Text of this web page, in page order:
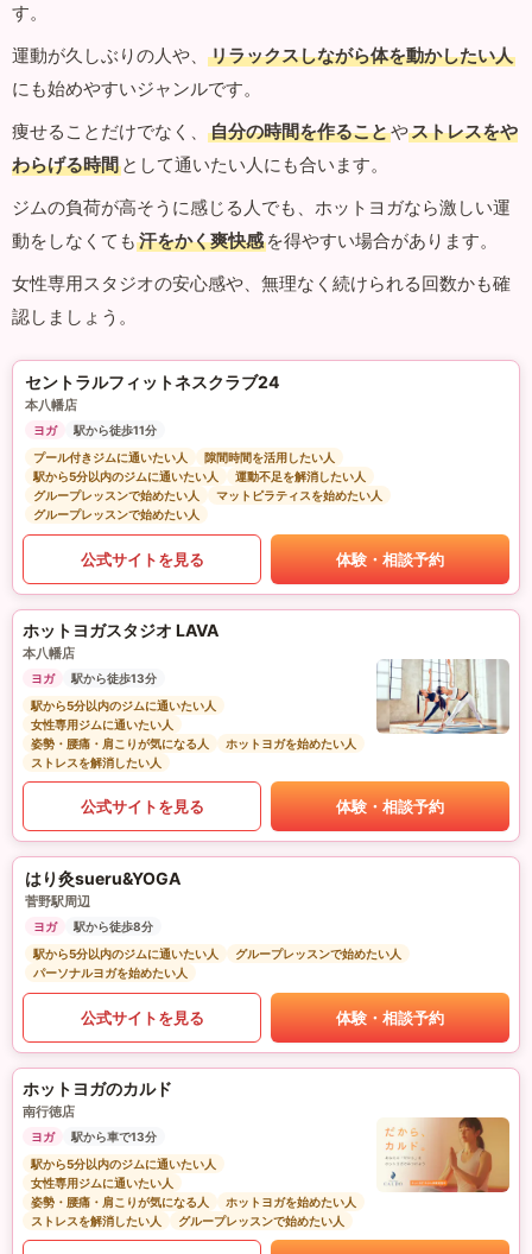
す。
運動が久しぶりの人や、
リラックスしながら体を動かしたい人
にも始めやすいジャンルです。
痩せることだけでなく、
自分の時間を作ることやストレスをや
わらげる時間 として通いたい人にも合います。
ジムの負荷が高そうに感じる人でも、ホットヨガなら激しい運
動をしなくても 汗をかく爽快感 を得やすい場合があります。
女性専用スタジオの安心感や、無理なく続けられる回数かも確
認しましょう。
セントラルフィットネスクラブ24
本八幡店
ヨガ
駅から徒歩11分
プール付きジムに通いたい人
隙間時間を活用したい人
駅から5分以内のジムに通いたい人
運動不足を解消したい人
グループレッスンで始めたい人
マットピラティスを始めたい人
グループレッスンで始めたい人
公式サイトを見る 体験・相談予約
ホットヨガスタジオ LAVA
本八幡店
ヨガ
駅から徒歩13分
駅から5分以内のジムに通いたい人
女性専用ジムに通いたい人
姿勢・腰痛・肩こりが気になる人
ホットヨガを始めたい人
ストレスを解消したい人
公式サイトを見る 体験・相談予約
はり灸sueru&YOGA
菅野駅周辺
ヨガ
駅から徒歩8分
駅から5分以内のジムに通いたい人
グループレッスンで始めたい人
パーソナルヨガを始めたい人
公式サイトを見る 体験・相談予約
ホットヨガのカルド
南行徳店
ヨガ
駅から車で13分
駅から5分以内のジムに通いたい人
女性専用ジムに通いたい人
姿勢・腰痛・肩こりが気になる人
ホットヨガを始めたい人
ストレスを解消したい人
グループレッスンで始めたい人